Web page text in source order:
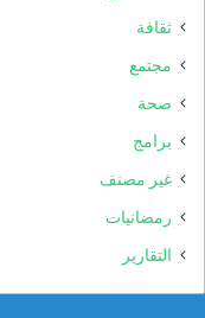
ثقافة
مجتمع
صحة
برامج
غير مصنف
رمضانيات
التقارير